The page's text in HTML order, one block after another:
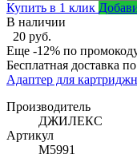
Купить в 1 клик
В наличии
20 руб.
Еще -12% по
Бесплатная доставка
Адаптер для
Производитель
ДЖИЛЕКС
Артикул
М5991